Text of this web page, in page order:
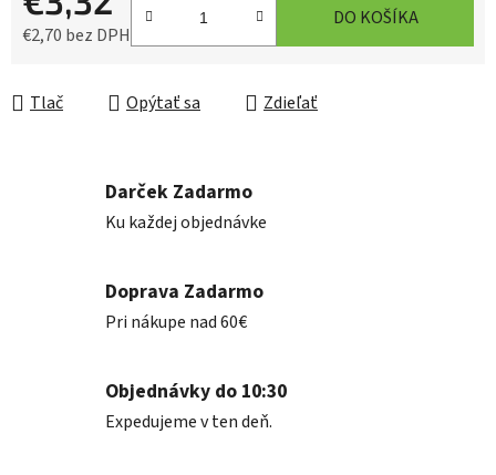
€2,70 bez DPH
DO KOŠÍKA
Tlač Opýtať sa Zdieľať
Darček Zadarmo
Ku každej objednávke
Doprava Zadarmo
Pri nákupe nad 60€
Objednávky do 10:30
Expedujeme v ten deň.